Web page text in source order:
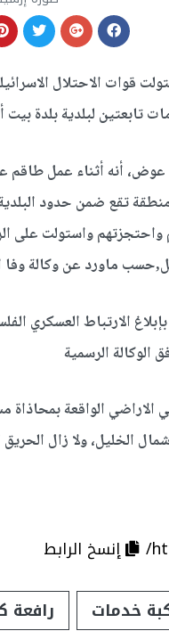
قوات الاحتلال
لبلدية بلدة بيت
أنه أثناء عمل طاقم
تقع ضمن حدود
واستولت على
ماورد عن وكالة وفا
الارتباط
الوكالة الرسمية
الواقعة
الخليل، ولا زال
إنسخ الرابط
خدمات رافعة